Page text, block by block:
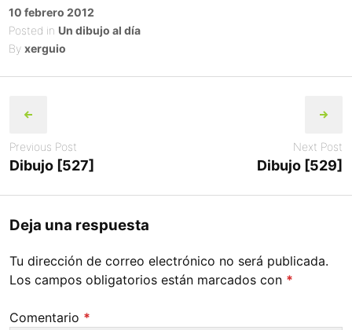
Posted
on
10 febrero 2012
Posted in Un dibujo al día
By xerguio
navigation
Previous Post
Dibujo [527]
Next Post
Dibujo [529]
Deja una respuesta
Tu dirección de correo electrónico no será publicada.
Los campos obligatorios están marcados con *
Comentario *